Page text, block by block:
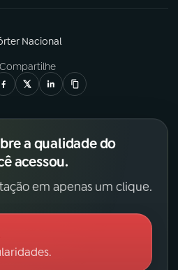
Nacional
Compartilhe
a qualidade do
acessou.
em apenas um clique.